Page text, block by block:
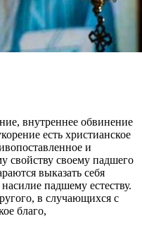
внутреннее обвинение
есть христианское
и
свойству своему падшего
выказать себя
падшему естеству.
в случающихся с
благо,